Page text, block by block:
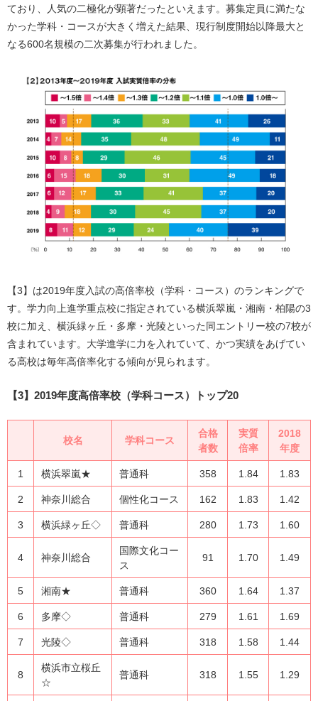
ており、人気の二極化が顕著だったといえます。募集定員に満たな
かった学科・コースが大きく増えた結果、現行制度開始以降最大と
なる600名規模の二次募集が行われました。
【3】は2019年度入試の高倍率校（学科・コース）のランキングで
す。学力向上進学重点校に指定されている横浜翠嵐・湘南・柏陽の3
校に加え、横浜緑ヶ丘・多摩・光陵といった同エントリー校の7校が
含まれています。大学進学に力を入れていて、かつ実績をあげてい
る高校は毎年高倍率化する傾向が見られます。
【3】2019年度高倍率校（学科コース）トップ20
校名 学科コース
合格
者数
実質
倍率
2018
年度
1 横浜翠嵐★ 普通科 358 1.84 1.83
2 神奈川総合 個性化コース 162 1.83 1.42
3 横浜緑ヶ丘◇ 普通科 280 1.73 1.60
4 神奈川総合
国際文化コー
ス
91 1.70 1.49
5 湘南★ 普通科 360 1.64 1.37
6 多摩◇ 普通科 279 1.61 1.69
7 光陵◇ 普通科 318 1.58 1.44
8
横浜市立桜丘
☆
普通科 318 1.55 1.29